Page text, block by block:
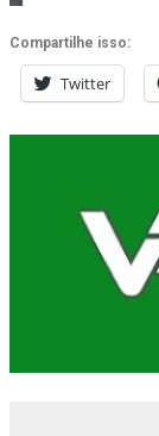
Compartilhe isso:
Twitter